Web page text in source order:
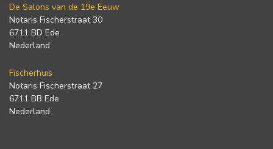
De Salons van de 19e Eeuw
Notaris Fischerstraat 30
6711 BD Ede
Nederland
Fischerhuis
Notaris Fischerstraat 27
6711 BB Ede
Nederland